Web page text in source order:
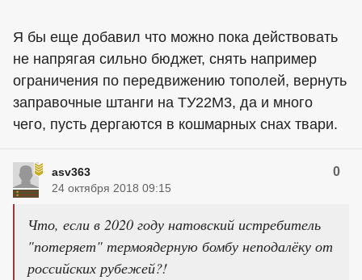
Я бы еще добавил что можно пока действовать
не напрягая сильно бюджет, снять например
ограничения по передвижению тополей, вернуть
заправочные штанги на ТУ22М3, да и много
чего, пусть дергаются в кошмарных снах твари.
asv363 0
24 октября 2018 09:15
Что, если в 2020 году натовский истребитель
"потеряет" термоядерную бомбу неподалёку от
российских рубежей?!